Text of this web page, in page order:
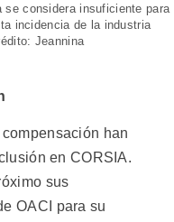
se considera insuficiente para
incidencia de la industria
Jeannina
han
en CORSIA.
sus
OACI para su